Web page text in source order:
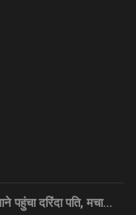
पहुंचा दरिंदा पति, मचा…